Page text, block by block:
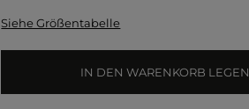
Siehe Größentabelle
IN DEN WARENKORB LEGEN